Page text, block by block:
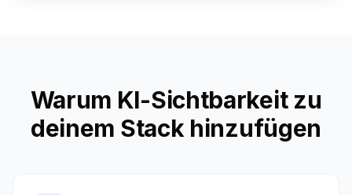
Warum KI-Sichtbarkeit zu
deinem Stack hinzufügen